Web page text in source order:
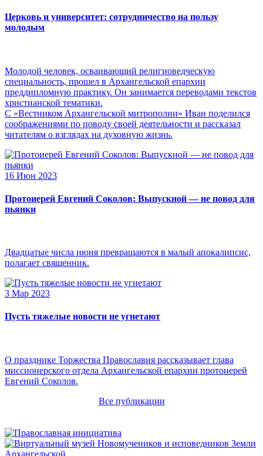
Церковь и университет: сотрудничество на пользу
молодым
Молодой человек, осваивающий религиоведческую
специальность, прошел в Архангельской епархии
преддипломную практику. Он занимается переводами текстов
христианской тематики.
С «Вестником Архангельской митрополии» Иван поделился
соображениями по поводу своей деятельности и рассказал
читателям о взглядах на духовную жизнь.
16 Июн 2023
Протоиерей Евгений Соколов: Выпускной — не повод для
пьянки
Двадцатые числа июня превращаются в малый апокалипсис,
полагает священник.
3 Мар 2023
Пусть тяжелые новости не угнетают
О празднике Торжества Православия рассказывает глава
миссионерского отдела Архангельской епархии протоиерей
Евгений Соколов.
Все публикации